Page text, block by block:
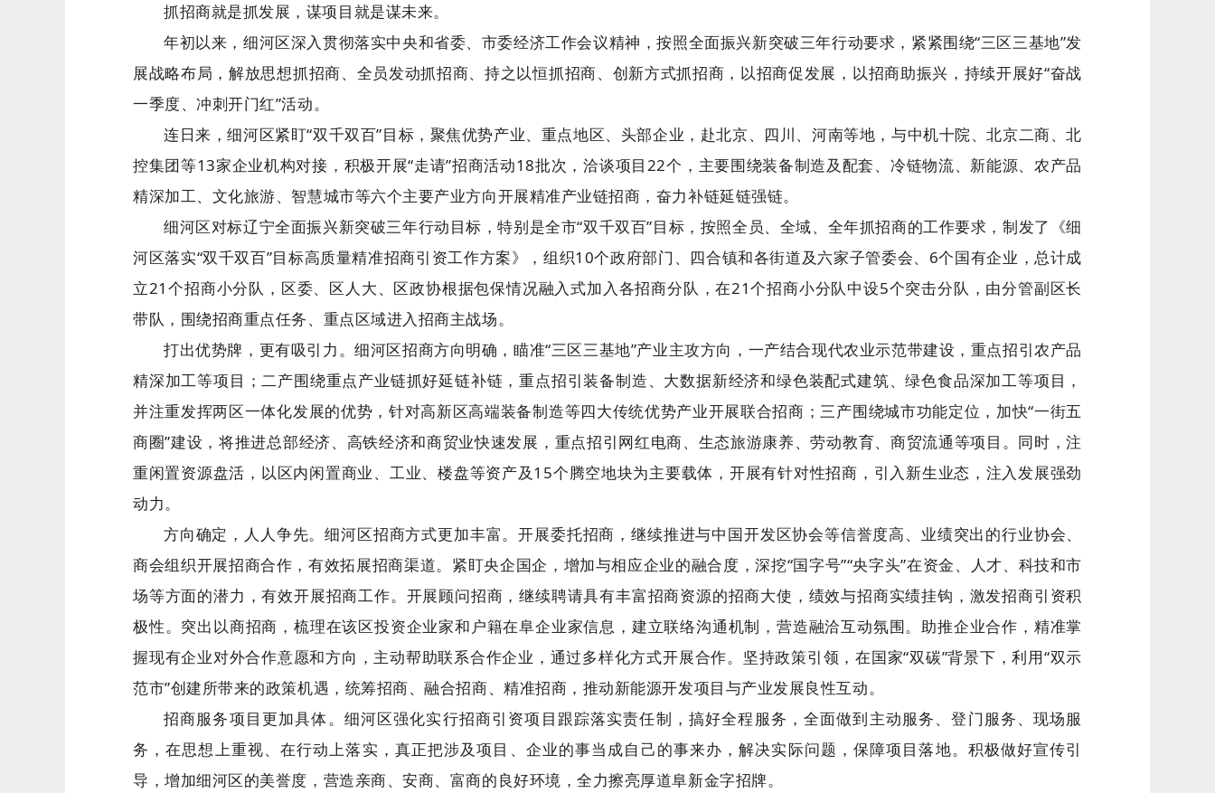
抓招商就是抓发展，谋项目就是谋未来。
年初以来，细河区深入贯彻落实中央和省委、市委经济工作会议精神，按照全面振兴新突破三年行动要求，紧紧围绕“三区三基地”发
展战略布局，解放思想抓招商、全员发动抓招商、持之以恒抓招商、创新方式抓招商，以招商促发展，以招商助振兴，持续开展好“奋战
一季度、冲刺开门红”活动。
连日来，细河区紧盯“双千双百”目标，聚焦优势产业、重点地区、头部企业，赴北京、四川、河南等地，与中机十院、北京二商、北
控集团等13家企业机构对接，积极开展“走请”招商活动18批次，洽谈项目22个，主要围绕装备制造及配套、冷链物流、新能源、农产品
精深加工、文化旅游、智慧城市等六个主要产业方向开展精准产业链招商，奋力补链延链强链。
细河区对标辽宁全面振兴新突破三年行动目标，特别是全市“双千双百”目标，按照全员、全域、全年抓招商的工作要求，制发了《细
河区落实“双千双百”目标高质量精准招商引资工作方案》，组织10个政府部门、四合镇和各街道及六家子管委会、6个国有企业，总计成
立21个招商小分队，区委、区人大、区政协根据包保情况融入式加入各招商分队，在21个招商小分队中设5个突击分队，由分管副区长
带队，围绕招商重点任务、重点区域进入招商主战场。
打出优势牌，更有吸引力。细河区招商方向明确，瞄准“三区三基地”产业主攻方向，一产结合现代农业示范带建设，重点招引农产品
精深加工等项目；二产围绕重点产业链抓好延链补链，重点招引装备制造、大数据新经济和绿色装配式建筑、绿色食品深加工等项目，
并注重发挥两区一体化发展的优势，针对高新区高端装备制造等四大传统优势产业开展联合招商；三产围绕城市功能定位，加快“一街五
商圈”建设，将推进总部经济、高铁经济和商贸业快速发展，重点招引网红电商、生态旅游康养、劳动教育、商贸流通等项目。同时，注
重闲置资源盘活，以区内闲置商业、工业、楼盘等资产及15个腾空地块为主要载体，开展有针对性招商，引入新生业态，注入发展强劲
动力。
方向确定，人人争先。细河区招商方式更加丰富。开展委托招商，继续推进与中国开发区协会等信誉度高、业绩突出的行业协会、
商会组织开展招商合作，有效拓展招商渠道。紧盯央企国企，增加与相应企业的融合度，深挖“国字号”“央字头”在资金、人才、科技和市
场等方面的潜力，有效开展招商工作。开展顾问招商，继续聘请具有丰富招商资源的招商大使，绩效与招商实绩挂钩，激发招商引资积
极性。突出以商招商，梳理在该区投资企业家和户籍在阜企业家信息，建立联络沟通机制，营造融洽互动氛围。助推企业合作，精准掌
握现有企业对外合作意愿和方向，主动帮助联系合作企业，通过多样化方式开展合作。坚持政策引领，在国家“双碳”背景下，利用“双示
范市”创建所带来的政策机遇，统筹招商、融合招商、精准招商，推动新能源开发项目与产业发展良性互动。
招商服务项目更加具体。细河区强化实行招商引资项目跟踪落实责任制，搞好全程服务，全面做到主动服务、登门服务、现场服
务，在思想上重视、在行动上落实，真正把涉及项目、企业的事当成自己的事来办，解决实际问题，保障项目落地。积极做好宣传引
导，增加细河区的美誉度，营造亲商、安商、富商的良好环境，全力擦亮厚道阜新金字招牌。